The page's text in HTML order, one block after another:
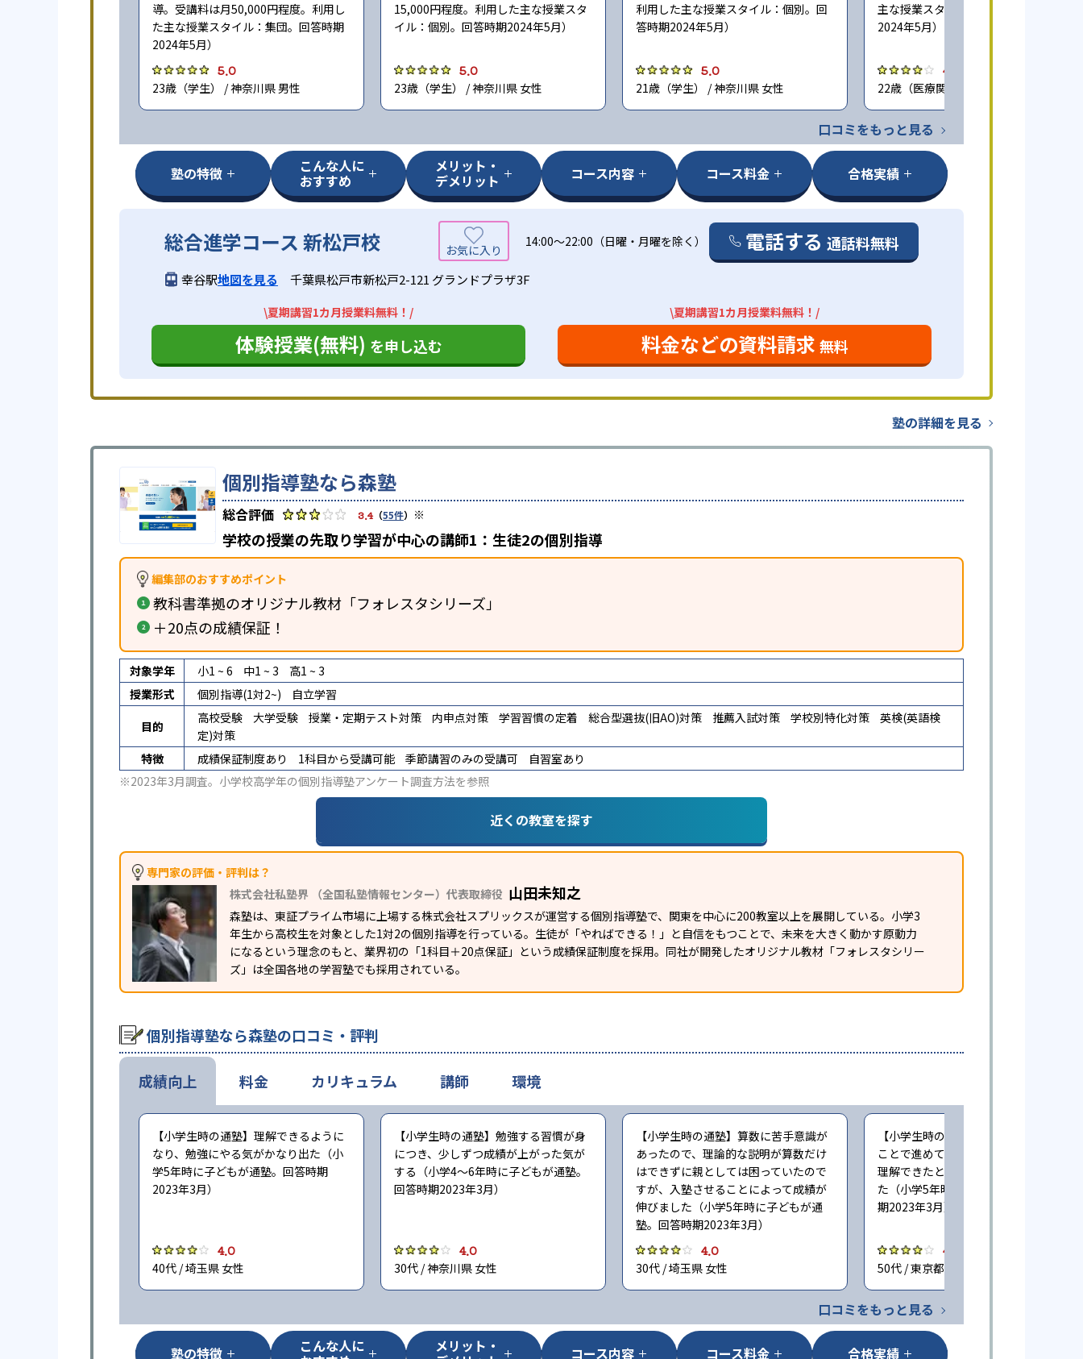
導。受講料は月50,000円程度。利用し
た主な授業スタイル：集団。回答時期
2024年5月）
5.0
23歳（学生） / 神奈川県 男性
15,000円程度。利用した主な授業スタ
イル：個別。回答時期2024年5月）
5.0
23歳（学生） / 神奈川県 女性
利用した主な授業スタイル：個別。回
答時期2024年5月）
5.0
21歳（学生） / 神奈川県 女性
主な授業スタイル：個別。回答時期
2024年5月）
4.0
22歳（医療関係者） / 神奈川県 女性
口コミをもっと見る
塾の特徴 こんな人に
おすすめ
メリット・
デメリット コース内容 コース料金 合格実績
総合進学コース 新松戸校 14:00〜22:00（日曜・月曜を除く） 電話する 通話料無料
幸谷駅地図を見る 千葉県松戸市新松戸2-121 グランドプラザ3F
\夏期講習1カ月授業料無料！/
体験授業(無料) を申し込む
\夏期講習1カ月授業料無料！/
料金などの資料請求 無料
塾の詳細を見る
個別指導塾なら森塾
3.4（55件） ※
学校の授業の先取り学習が中心の講師1：生徒2の個別指導
編集部のおすすめポイント
教科書準拠のオリジナル教材「フォレスタシリーズ」
＋20点の成績保証！
対象学年 小1 ~ 6 中1 ~ 3
高1 ~ 3
授業形式
個別指導(1対2~)
自立学習
目的
高校受験 大学受験 授業・定期テスト対策 内申点対策 学習習慣の定着 総合型選抜(旧AO)対策 推薦入試対策 学校別特化対策
英検(英語検
定)対策
特徴
成績保証制度あり 1科目から受講可能 季節講習のみの受講可
自習室あり
※2023年3月調査。 小学校高学年の個別指導塾アンケート調査方法を参照
近くの教室を探す
専門家の評価・評判は？
株式会社私塾界 （全国私塾情報センター）代表取締役 山田未知之
森塾は、東証プライム市場に上場する株式会社スプリックスが運営する個別指導塾で、関東を中心に200教室以上を展開している。小学3
年生から高校生を対象とした1対2の個別指導を行っている。生徒が「やればできる！」と自信をもつことで、未来を大きく動かす原動力
になるという理念のもと、業界初の「1科目＋20点保証」という成績保証制度を採用。同社が開発したオリジナル教材「フォレスタシリー
ズ」は全国各地の学習塾でも採用されている。
個別指導塾なら森塾の口コミ・評判
成績向上
【小学生時の通塾】理解できるように
なり、勉強にやる気がかなり出た（小
学5年時に子どもが通塾。回答時期
2023年3月）
4.0
40代 / 埼玉県 女性
【小学生時の通塾】勉強する習慣が身
につき、少しずつ成績が上がった気が
する（小学4〜6年時に子どもが通塾。
回答時期2023年3月）
4.0
30代 / 神奈川県 女性
【小学生時の通塾】算数に苦手意識が
あったので、理論的な説明が算数だけ
はできずに親としては困っていたので
すが、入塾させることによって成績が
伸びました（小学5年時に子どもが通
塾。回答時期2023年3月）
4.0
30代 / 埼玉県 女性
【小学生時の通塾】学校の予習という
ことで進めてもらい、学校でしっかり
理解できたと思う。また成績も上がっ
た（小学5年時に子どもが通塾。回答時
期2023年3月）
4.0
50代 / 東京都 女性
口コミをもっと見る
料金 カリキュラム 講師 環境
塾の特徴 こんな人に メリット・ コース内容 コース料金 合格実績